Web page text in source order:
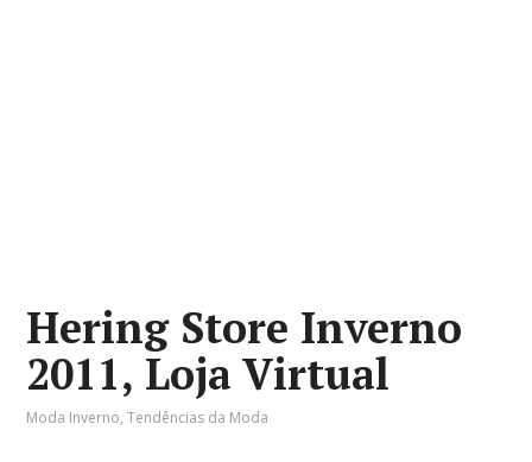
Hering Store Inverno
2011, Loja Virtual
Moda Inverno,Tendências da Moda